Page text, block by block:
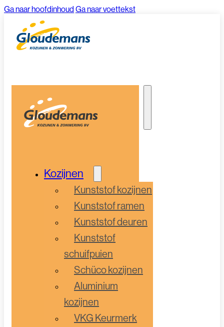
Ga naar hoofdinhoud Ga naar voettekst
Kozijnen
Kunststof kozijnen
Kunststof ramen
Kunststof deuren
Kunststof
schuifpuien
Schüco kozijnen
Aluminium
kozijnen
VKG Keurmerk